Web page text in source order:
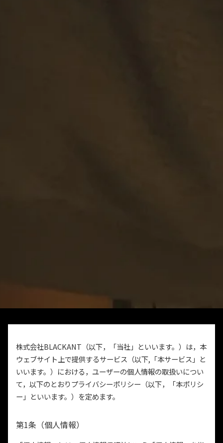
株式会社BLACKANT（以下，「当社」といいます。）は，本
ウェブサイト上で提供するサービス（以下,「本サービス」と
いいます。）における，ユーザーの個人情報の取扱いについ
て，以下のとおりプライバシーポリシー（以下，「本ポリシ
ー」といいます。）を定めます。
第1条（個人情報）